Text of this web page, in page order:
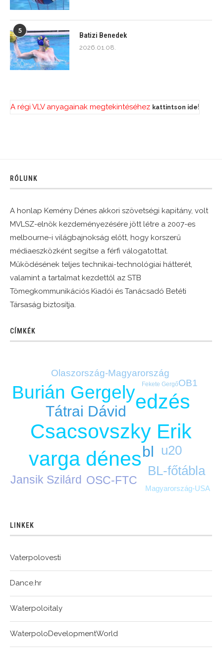
5
Batizi Benedek
2026.01.08.
A régi VLV anyagainak megtekintéséhez kattintson ide!
RÓLUNK
A honlap Kemény Dénes akkori szövetségi kapitány, volt
MVLSZ-elnök kezdeményezésére jött létre a 2007-es
melbourne-i világbajnokság előtt, hogy korszerű
médiaeszközként segítse a férfi válogatottat.
Működésének teljes technikai-technológiai hátterét,
valamint a tartalmat kezdettől az STB
Tömegkommunikációs Kiadói és Tanácsadó Betéti
Társaság biztosítja.
CÍMKÉK
Csacsovszky Erik
edzés
varga dénes
Burián Gergely
bl
Tátrai Dávid
BL-főtábla
u20
Jansik Szilárd OSC-FTC
OB1
Olaszország-Magyarország
Magyarország-USA
Fekete Gergő
LINKEK
Vaterpolovesti
Dance.hr
Waterpoloitaly
WaterpoloDevelopmentWorld